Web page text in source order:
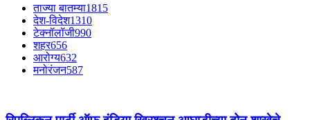
ताज्या बातम्या1815
देश-विदेश1310
टेक्नॉलॉजी990
शहर656
आरोग्य632
मनोरंजन587